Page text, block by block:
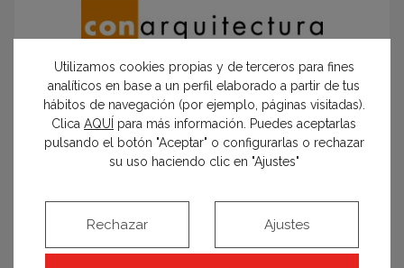
Utilizamos cookies propias y de terceros para fines
analíticos en base a un perfil elaborado a partir de tus
hábitos de navegación (por ejemplo, páginas visitadas).
Clica AQUÍ para más información. Puedes aceptarlas
pulsando el botón "Aceptar" o configurarlas o rechazar
su uso haciendo clic en "Ajustes"
Rechazar Ajustes